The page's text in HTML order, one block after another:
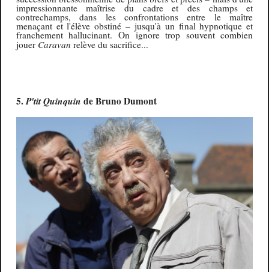
impressionnante maîtrise du cadre et des champs et
contrechamps, dans les confrontations entre le maître
menaçant et l'élève obstiné – jusqu'à un final hypnotique et
franchement hallucinant. On ignore trop souvent combien
jouer Caravan relève du sacrifice...
5.P'tit Quinquin de Bruno Dumont